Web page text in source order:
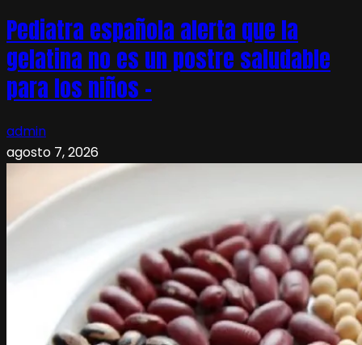
Pediatra española alerta que la
gelatina no es un postre saludable
para los niños –
admin
agosto 7, 2026